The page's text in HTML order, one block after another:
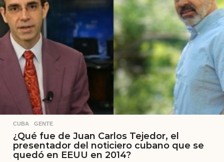
CUBA ,GENTE
¿Qué fue de Juan Carlos Tejedor, el
presentador del noticiero cubano que se
quedó en EEUU en 2014?